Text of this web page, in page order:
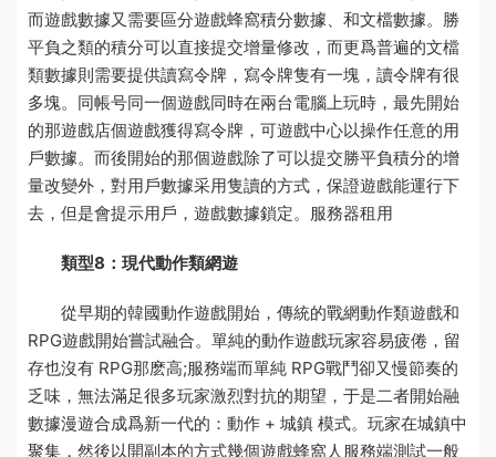
而遊戲數據又需要區分遊戲蜂窩積分數據、和文檔數據。勝
平負之類的積分可以直接提交增量修改，而更爲普遍的文檔
類數據則需要提供讀寫令牌，寫令牌隻有一塊，讀令牌有很
多塊。同帳号同一個遊戲同時在兩台電腦上玩時，最先開始
的那遊戲店個遊戲獲得寫令牌，可遊戲中心以操作任意的用
戶數據。而後開始的那個遊戲除了可以提交勝平負積分的增
量改變外，對用戶數據采用隻讀的方式，保證遊戲能運行下
去，但是會提示用戶，遊戲數據鎖定。 服務器租用
類型8：現代動作類網遊
從早期的韓國動作遊戲開始，傳統的戰網動作類遊戲和
RPG遊戲開始嘗試融合。單純的動作遊戲玩家容易疲倦，留
存也沒有 RPG那麽高;服務端而單純 RPG戰鬥卻又慢節奏的
乏味，無法滿足很多玩家激烈對抗的期望，于是二者開始融
數據漫遊合成爲新一代的：動作 + 城鎮 模式。玩家在城鎮中
聚集，然後以開副本的方式幾個遊戲蜂窩人服務端測試一般